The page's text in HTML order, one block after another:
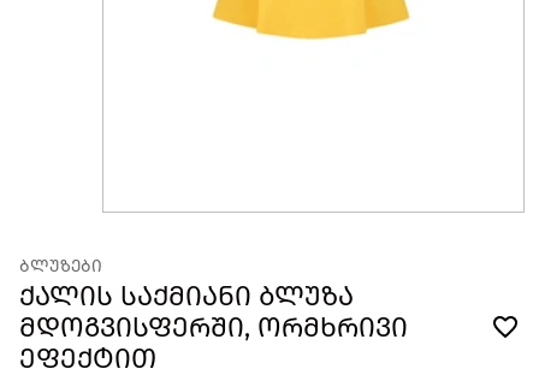
ᲑᲚᲣᲖᲔᲑᲘ
ᲥᲐᲚᲘᲡ ᲡᲐᲥᲛᲘᲐᲜᲘ ᲑᲚᲣᲖᲐ
ᲛᲓᲝᲒᲕᲘᲡᲤᲔᲠᲨᲘ, ᲝᲠᲛᲮᲠᲘᲕᲘ
ᲔᲤᲔᲥᲢᲘᲗ